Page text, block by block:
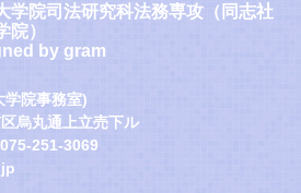
学院司法研究科法務専攻（同志社
院）
by gram
学院事務室)
烏丸通上立売下ル
251-3069